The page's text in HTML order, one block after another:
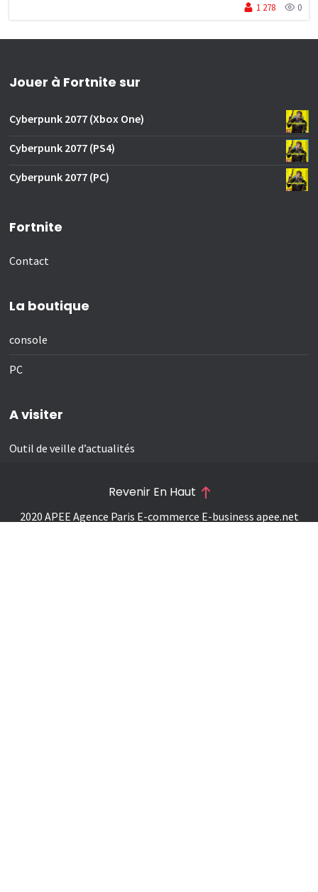
1 278
0
Jouer à Fortnite sur
Cyberpunk 2077 (Xbox One)
Cyberpunk 2077 (PS4)
Cyberpunk 2077 (PC)
Fortnite
Contact
La boutique
console
PC
A visiter
Outil de veille d’actualités
2020 APEE Agence Paris E-commerce E-business apee.net
Revenir En Haut